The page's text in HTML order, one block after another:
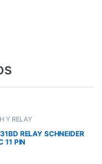
Y RELAY
RELAY SCHNEIDER
11 PIN